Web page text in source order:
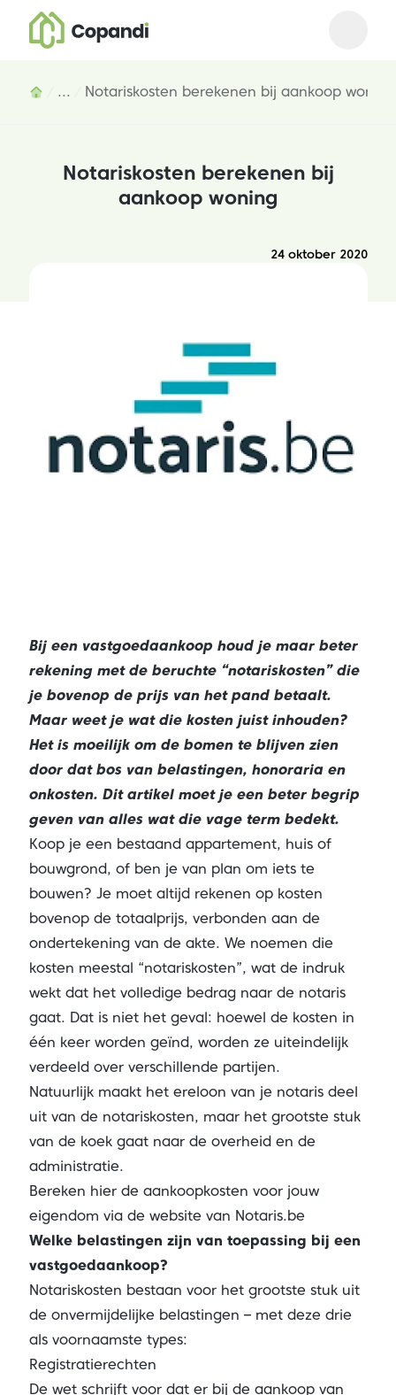
... Notariskosten berekenen bij aankoop woning
Notariskosten berekenen bij
aankoop woning
24 oktober 2020
Bij een vastgoedaankoop houd je maar beter
rekening met de beruchte “notariskosten” die
je bovenop de prijs van het pand betaalt.
Maar weet je wat die kosten juist inhouden?
Het is moeilijk om de bomen te blijven zien
door dat bos van belastingen, honoraria en
onkosten. Dit artikel moet je een beter begrip
geven van alles wat die vage term bedekt.
Koop je een bestaand appartement, huis of
bouwgrond, of ben je van plan om iets te
bouwen? Je moet altijd rekenen op kosten
bovenop de totaalprijs, verbonden aan de
ondertekening van de akte. We noemen die
kosten meestal “notariskosten”, wat de indruk
wekt dat het volledige bedrag naar de notaris
gaat. Dat is niet het geval: hoewel de kosten in
één keer worden geïnd, worden ze uiteindelijk
verdeeld over verschillende partijen.
Natuurlijk maakt het ereloon van je notaris deel
uit van de notariskosten, maar het grootste stuk
van de koek gaat naar de overheid en de
administratie.
Bereken hier de aankoopkosten voor jouw
eigendom via de website van Notaris.be
Welke belastingen zijn van toepassing bij een
vastgoedaankoop?
Notariskosten bestaan voor het grootste stuk uit
de onvermijdelijke belastingen – met deze drie
als voornaamste types:
Registratierechten
De wet schrijft voor dat er bij de aankoop van